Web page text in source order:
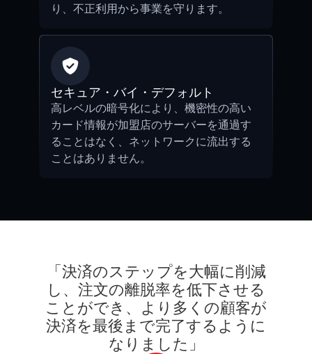
り、不正利用から事業を守ります。
セキュア・バイ・デフォルト
高レベルの暗号化により、機密性の高い
カード情報が加盟店のサーバーを通過す
ることはなく、ネットワークに流出する
ことはありません。
「決済のステップを大幅に削減
し、注文の離脱率を低下させる
ことができ、より多くの顧客が
決済を最後まで完了するように
なりました」